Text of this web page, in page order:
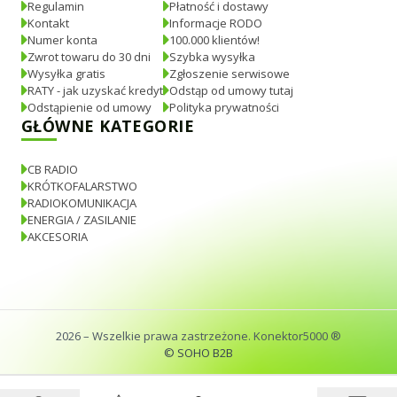
Regulamin
Kontakt
Numer konta
Zwrot towaru do 30 dni
Wysyłka gratis
RATY - jak uzyskać kredyt
Odstąpienie od umowy
Płatność i dostawy
Informacje RODO
100.000 klientów!
Szybka wysyłka
Zgłoszenie serwisowe
Odstąp od umowy tutaj
Polityka prywatności
GŁÓWNE KATEGORIE
CB RADIO
KRÓTKOFALARSTWO
RADIOKOMUNIKACJA
ENERGIA / ZASILANIE
AKCESORIA
2026– Wszelkie prawa zastrzeżone. Konektor5000 ®
© SOHO B2B